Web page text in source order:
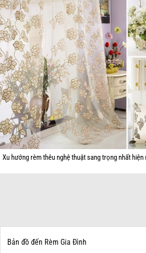
Xu hướng rèm thêu nghệ thuật sang trọng nhất hiện
Bản đồ đến Rèm Gia Đình